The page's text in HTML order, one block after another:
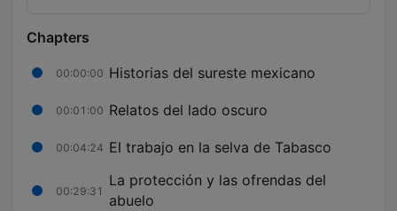
Chapters
00:00:00 Historias del sureste mexicano
00:01:00 Relatos del lado oscuro
00:04:24 El trabajo en la selva de Tabasco
00:29:31
La protección y las ofrendas del
abuelo